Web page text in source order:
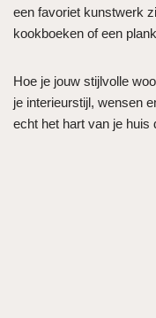
een favoriet kunstwerk
kookboeken of een
Hoe je jouw stijlvolle
je interieurstijl, wensen
echt het hart van je huis